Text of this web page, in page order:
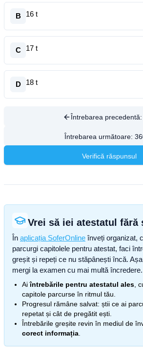
B 16 t
C 17 t
D 18 t
Întrebarea precedentă:
Întrebarea următoare:
Verifică răspunsul
Vrei să iei atestatul fără
În aplicația SoferOnline înveți organizat,
parcurgi capitolele pentru atestat, faci
greșit și repeți ce nu stăpânești încă.
mergi la examen cu mai multă încredere.
Aiîntrebările pentru atestatul ales ,
capitole parcurse în ritmul tău.
Progresul rămâne salvat: știi ce ai
repetat și cât de pregătit ești.
Întrebările greșite revin în mediul de
corect informația